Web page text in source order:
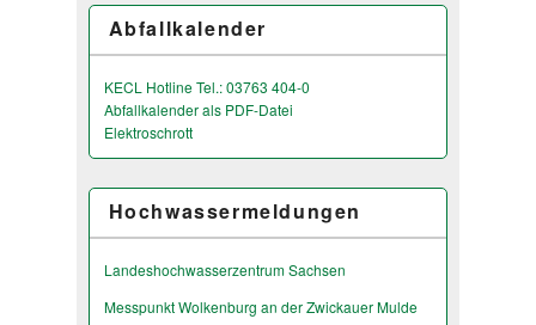
Abfallkalender
KECL Hotline Tel.: 03763 404-0
Abfallkalender als PDF-Datei
Elektroschrott
Hochwassermeldungen
Landeshochwas­serzentrum Sachsen
Messpunkt Wolkenburg an der Zwickauer Mulde